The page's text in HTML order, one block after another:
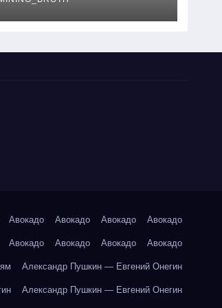
Авокадо Авокадо Авокадо Авокадо
Авокадо Авокадо Авокадо Авокадо
Александр Пушкин — Евгений Онегин
Александр Пушкин — Евгений Онегин